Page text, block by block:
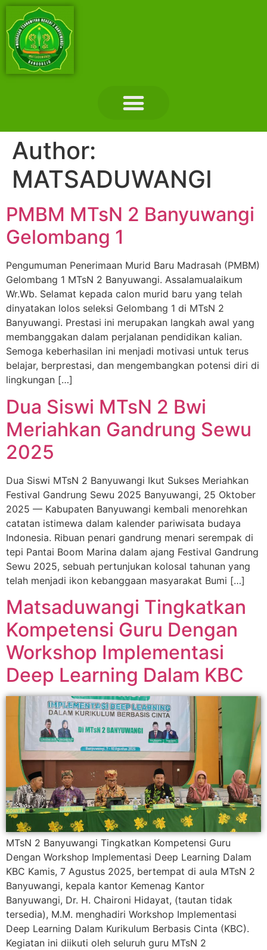
Author:
MATSADUWANGI
PMBM MTsN 2 Banyuwangi
Gelombang 1
Pengumuman Penerimaan Murid Baru Madrasah (PMBM)
Gelombang 1 MTsN 2 Banyuwangi. Assalamualaikum
Wr.Wb. Selamat kepada calon murid baru yang telah
dinyatakan lolos seleksi Gelombang 1 di MTsN 2
Banyuwangi. Prestasi ini merupakan langkah awal yang
membanggakan dalam perjalanan pendidikan kalian.
Semoga keberhasilan ini menjadi motivasi untuk terus
belajar, berprestasi, dan mengembangkan potensi diri di
lingkungan […]
Dua Siswi MTsN 2 Bwi
Meriahkan Gandrung Sewu
2025
Dua Siswi MTsN 2 Banyuwangi Ikut Sukses Meriahkan
Festival Gandrung Sewu 2025 Banyuwangi, 25 Oktober
2025 — Kabupaten Banyuwangi kembali menorehkan
catatan istimewa dalam kalender pariwisata budaya
Indonesia. Ribuan penari gandrung menari serempak di
tepi Pantai Boom Marina dalam ajang Festival Gandrung
Sewu 2025, sebuah pertunjukan kolosal tahunan yang
telah menjadi ikon kebanggaan masyarakat Bumi […]
Matsaduwangi Tingkatkan
Kompetensi Guru Dengan
Workshop Implementasi
Deep Learning Dalam KBC
MTsN 2 Banyuwangi Tingkatkan Kompetensi Guru
Dengan Workshop Implementasi Deep Learning Dalam
KBC Kamis, 7 Agustus 2025, bertempat di aula MTsN 2
Banyuwangi, kepala kantor Kemenag Kantor
Banyuwangi, Dr. H. Chaironi Hidayat, (tautan tidak
tersedia), M.M. menghadiri Workshop Implementasi
Deep Learning Dalam Kurikulum Berbasis Cinta (KBC).
Kegiatan ini diikuti oleh seluruh guru MTsN 2